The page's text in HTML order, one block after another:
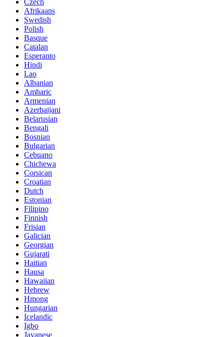
Czech
Afrikaans
Swedish
Polish
Basque
Catalan
Esperanto
Hindi
Lao
Albanian
Amharic
Armenian
Azerbaijani
Belarusian
Bengali
Bosnian
Bulgarian
Cebuano
Chichewa
Corsican
Croatian
Dutch
Estonian
Filipino
Finnish
Frisian
Galician
Georgian
Gujarati
Haitian
Hausa
Hawaiian
Hebrew
Hmong
Hungarian
Icelandic
Igbo
Javanese